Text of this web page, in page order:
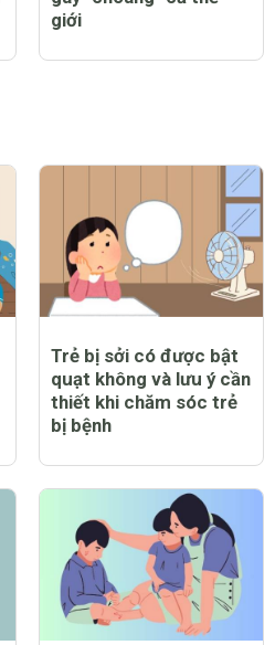
Trẻ bị sởi có được bật
quạt không và lưu ý cần
thiết khi chăm sóc trẻ
bị bệnh